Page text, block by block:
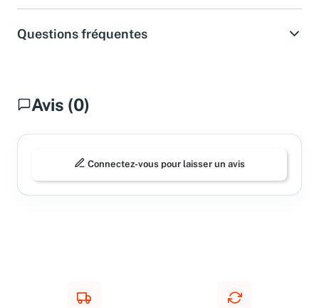
Questions fréquentes
Avis (0)
Connectez-vous pour laisser un avis